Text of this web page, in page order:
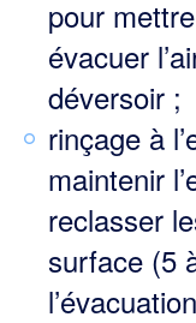
pour
évacuer
déversoir ;
rinçage à
maintenir
reclasser
surface (5